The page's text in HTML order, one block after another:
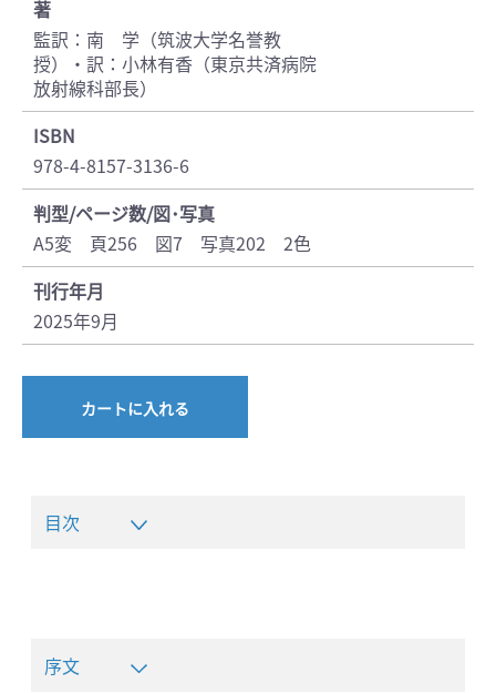
著
監訳：南 学（筑波大学名誉教
授）・訳：小林有香（東京共済病院
放射線科部長）
ISBN
978-4-8157-3136-6
判型/ページ数/図･写真
A5変 頁256 図7 写真202 2色
刊行年月
2025年9月
カートに入れる
目次
序文